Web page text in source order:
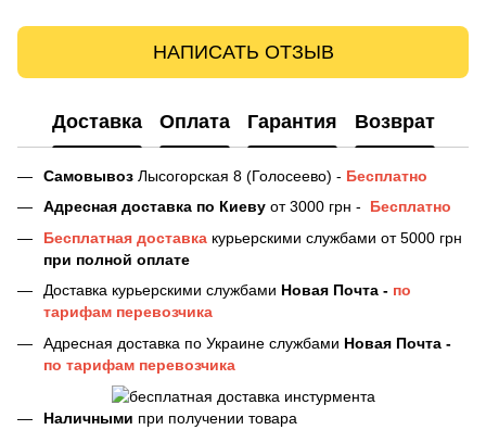
НАПИСАТЬ ОТЗЫВ
Доставка Оплата Гарантия Возврат
Самовывоз Лысогорская 8 (Голосеево) - Бесплатно
Адресная доставка по Киеву от 3000 грн -
Бесплатно
Бесплатная доставка курьерскими службами от 5000 грн
при полной оплате
Доставка курьерскими службами Новая Почта - по
тарифам перевозчика
Адресная доставка по Украине службами Новая Почта -
по тарифам перевозчика
Наличными при получении товара